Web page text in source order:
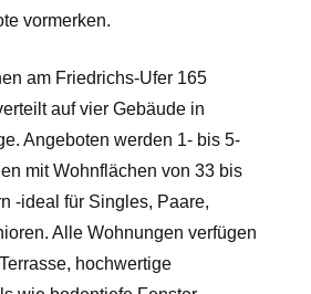
vormerken.
am Friedrichs-Ufer 165
auf vier Gebäude in
Angeboten werden 1- bis 5-
mit Wohnflächen von 33 bis
-ideal für Singles, Paare,
Alle Wohnungen verfügen
hochwertige